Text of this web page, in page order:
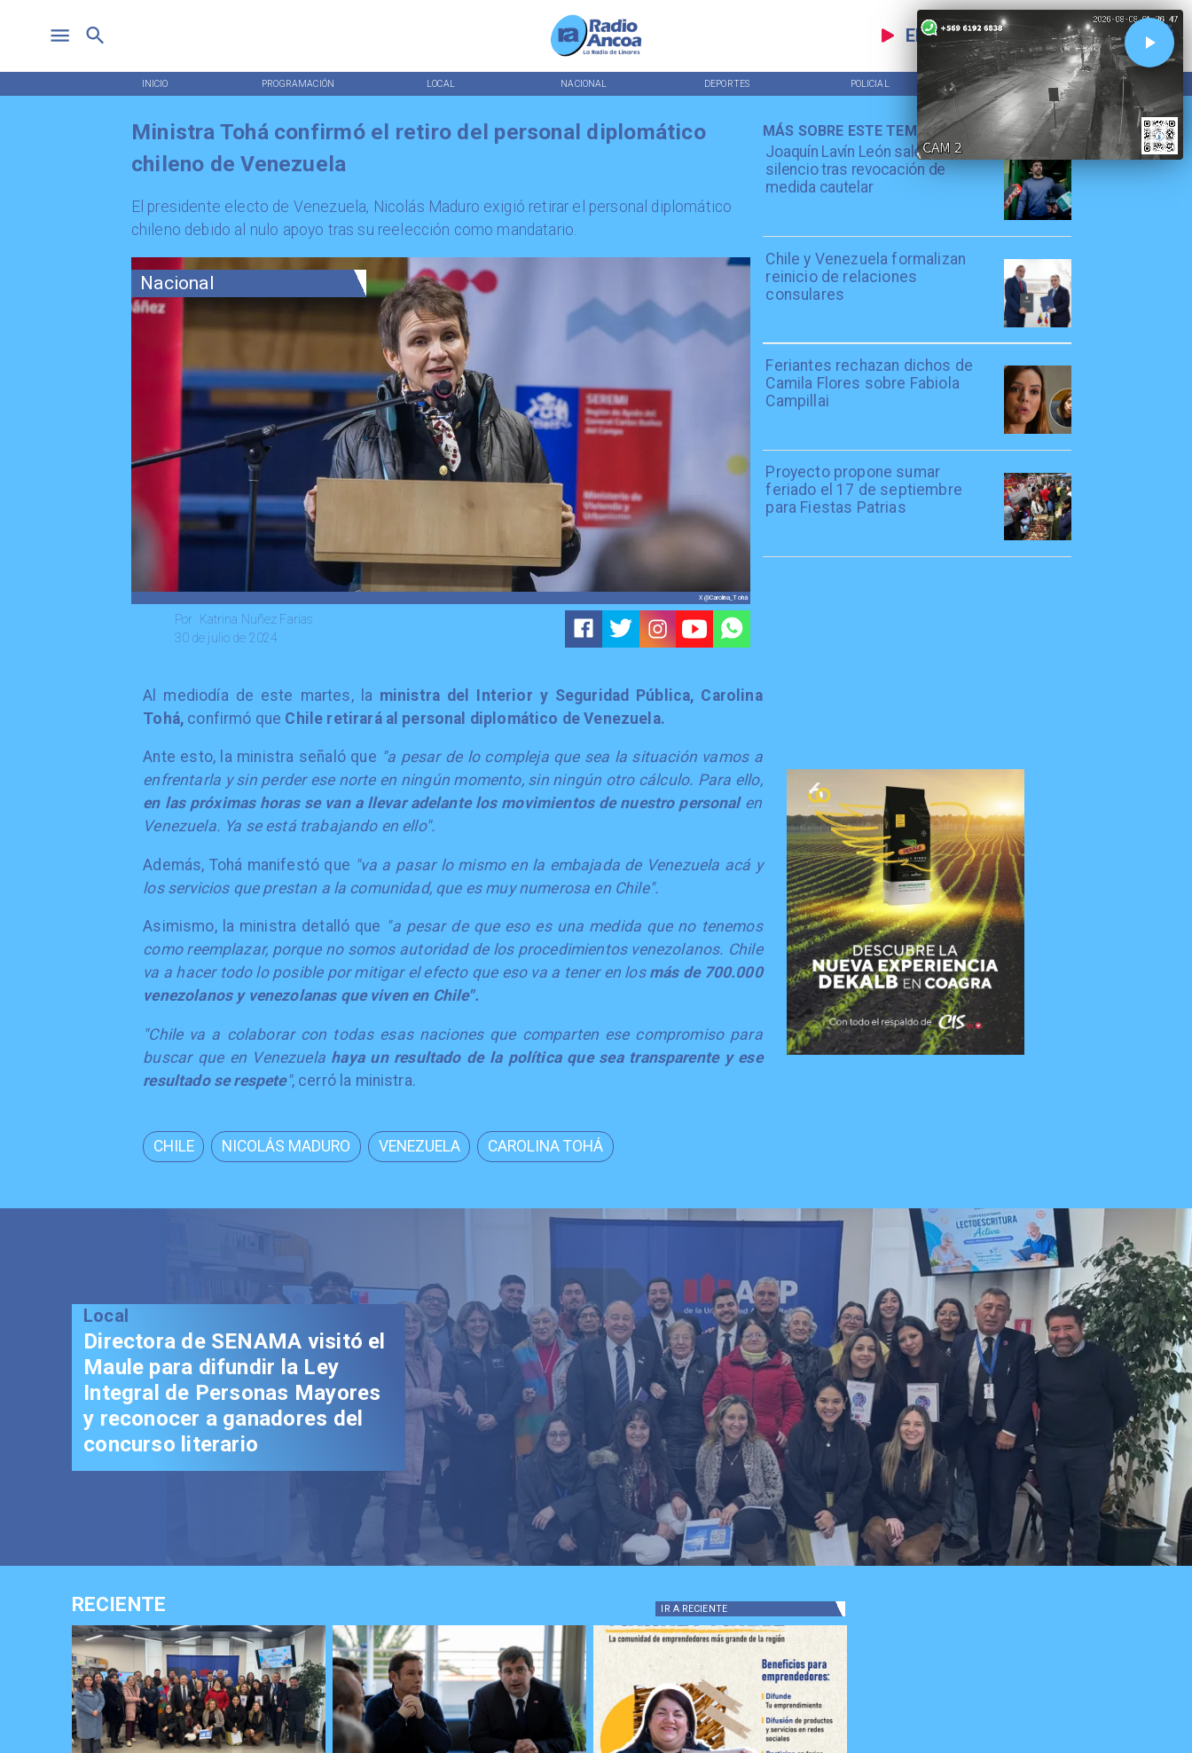
EN VIVO
INICIO PROGRAMACIÓN LOCAL NACIONAL DEPORTES POLICIAL TENDENCIAS
Nacional
Katrina Nuñez Farias
Por
30 de julio de 2024
X @Carolina_Tohá
Joaquín Lavín León sale en
silencio tras revocación de
medida cautelar
Chile y Venezuela formalizan
reinicio de relaciones
consulares
Feriantes rechazan dichos de
Camila Flores sobre Fabiola
Campillai
Proyecto propone sumar
feriado el 17 de septiembre
para Fiestas Patrias
MÁS SOBRE ESTE TEMA
Ministra Tohá confirmó el retiro del personal diplomático
chileno de Venezuela
El presidente electo de Venezuela, Nicolás Maduro exigió retirar el personal diplomático
chileno debido al nulo apoyo tras su reelección como mandatario.
Al mediodía de este martes, la ministra del Interior y Seguridad Pública, Carolina
Tohá, confirmó que Chile retirará al personal diplomático de Venezuela.
Ante esto, la ministra señaló que "a pesar de lo compleja que sea la situación vamos a
enfrentarla y sin perder ese norte en ningún momento, sin ningún otro cálculo. Para ello,
en las próximas horas se van a llevar adelante los movimientos de nuestro personal en
Venezuela. Ya se está trabajando en ello".
Además, Tohá manifestó que "va a pasar lo mismo en la embajada de Venezuela acá y
los servicios que prestan a la comunidad, que es muy numerosa en Chile".
Asimismo, la ministra detalló que "a pesar de que eso es una medida que no tenemos
como reemplazar, porque no somos autoridad de los procedimientos venezolanos. Chile
va a hacer todo lo posible por mitigar el efecto que eso va a tener en los más de 700.000
venezolanos y venezolanas que viven en Chile".
"Chile va a colaborar con todas esas naciones que comparten ese compromiso para
buscar que en Venezuela haya un resultado de la política que sea transparente y ese
resultado se respete", cerró la ministra.
CHILE NICOLÁS MADURO VENEZUELA CAROLINA TOHÁ
Local
Directora de SENAMA visitó el
Maule para difundir la Ley
Integral de Personas Mayores
y reconocer a ganadores del
concurso literario
RECIENTE IR A RECIENTE